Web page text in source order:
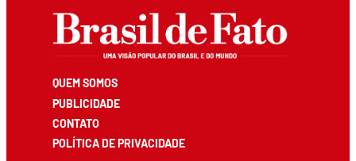
QUEM SOMOS
PUBLICIDADE
CONTATO
POLÍTICA DE PRIVACIDADE